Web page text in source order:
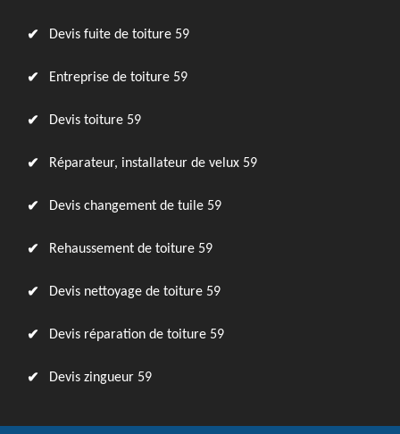
Devis fuite de toiture 59
Entreprise de toiture 59
Devis toiture 59
Réparateur, installateur de velux 59
Devis changement de tuile 59
Rehaussement de toiture 59
Devis nettoyage de toiture 59
Devis réparation de toiture 59
Devis zingueur 59